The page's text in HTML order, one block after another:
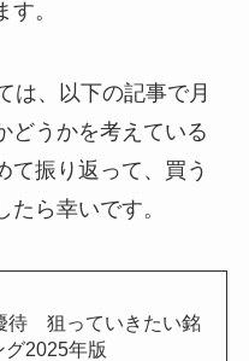
。
は、以下の記事で月
どうかを考えている
て振り返って、買う
ら幸いです。
待 狙っていきたい銘
2025年版